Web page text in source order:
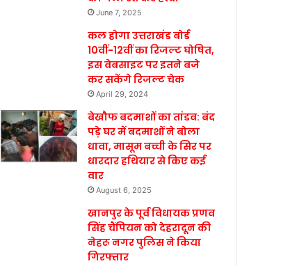
June 7, 2025
कल होगा उत्तराखंड बोर्ड
10वीं-12वीं का रिजल्ट घोषित,
इस वेबसाइट पर इतने बजे
कर सकेंगे रिजल्ट चेक
April 29, 2024
बेखौफ बदमाशों का तांडव: बंद
पड़े घर में बदमाशों ने बोला
धावा, मासूम बच्ची के सिर पर
धारदार हथियार से किए कई
वार
August 6, 2025
खानपुर के पूर्व विधायक प्रणव
सिंह चैंपियन को देहरादून की
नेहरू नगर पुलिस ने किया
गिरफ्तार